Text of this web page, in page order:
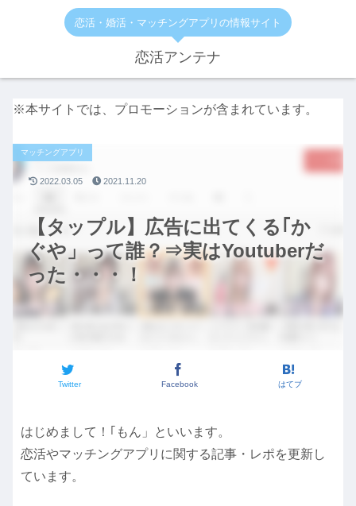
恋活・婚活・マッチングアプリの情報サイト
恋活アンテナ
※本サイトでは、プロモーションが含まれています。
【タップル】広告に出てくる｢か
ぐや」って誰？⇒実はYoutuberだ
った・・・！
マッチングアプリ
Twitter Facebook はてブ
2022.03.05 2021.11.20
はじめまして！｢もん」といいます。
恋活やマッチングアプリに関する記事・レポを更新し
ています。